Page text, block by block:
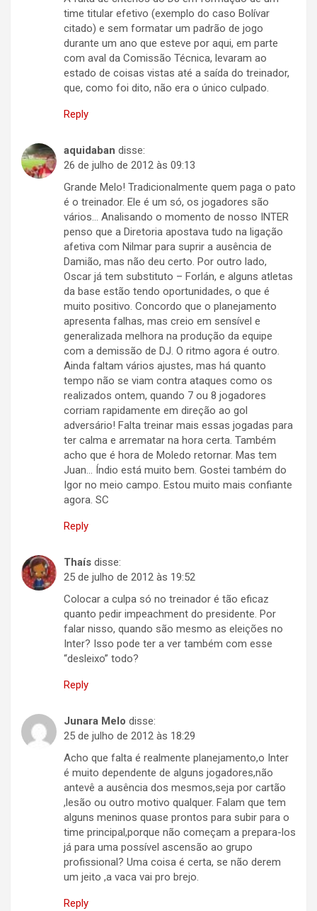
time titular efetivo (exemplo do caso Bolívar
citado) e sem formatar um padrão de jogo
durante um ano que esteve por aqui, em parte
com aval da Comissão Técnica, levaram ao
estado de coisas vistas até a saída do treinador,
que, como foi dito, não era o único culpado.
Reply
aquidaban disse:
26 de julho de 2012 às 09:13
Grande Melo! Tradicionalmente quem paga o pato
é o treinador. Ele é um só, os jogadores são
vários… Analisando o momento de nosso INTER
penso que a Diretoria apostava tudo na ligação
afetiva com Nilmar para suprir a ausência de
Damião, mas não deu certo. Por outro lado,
Oscar já tem substituto – Forlán, e alguns atletas
da base estão tendo oportunidades, o que é
muito positivo. Concordo que o planejamento
apresenta falhas, mas creio em sensível e
generalizada melhora na produção da equipe
com a demissão de DJ. O ritmo agora é outro.
Ainda faltam vários ajustes, mas há quanto
tempo não se viam contra ataques como os
realizados ontem, quando 7 ou 8 jogadores
corriam rapidamente em direção ao gol
adversário! Falta treinar mais essas jogadas para
ter calma e arrematar na hora certa. Também
acho que é hora de Moledo retornar. Mas tem
Juan… Índio está muito bem. Gostei também do
Igor no meio campo. Estou muito mais confiante
agora. SC
Reply
Thaís disse:
25 de julho de 2012 às 19:52
Colocar a culpa só no treinador é tão eficaz
quanto pedir impeachment do presidente. Por
falar nisso, quando são mesmo as eleições no
Inter? Isso pode ter a ver também com esse
“desleixo” todo?
Reply
Junara Melo disse:
25 de julho de 2012 às 18:29
Acho que falta é realmente planejamento,o Inter
é muito dependente de alguns jogadores,não
antevê a ausência dos mesmos,seja por cartão
,lesão ou outro motivo qualquer. Falam que tem
alguns meninos quase prontos para subir para o
time principal,porque não começam a prepara-los
já para uma possível ascensão ao grupo
profissional? Uma coisa é certa, se não derem
um jeito ,a vaca vai pro brejo.
Reply